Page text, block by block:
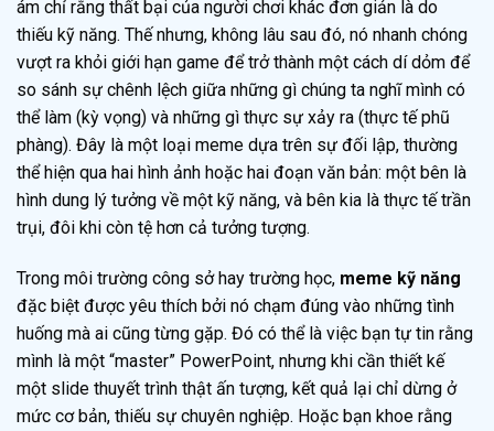
ám chỉ rằng thất bại của người chơi khác đơn giản là do
thiếu kỹ năng. Thế nhưng, không lâu sau đó, nó nhanh chóng
vượt ra khỏi giới hạn game để trở thành một cách dí dỏm để
so sánh sự chênh lệch giữa những gì chúng ta nghĩ mình có
thể làm (kỳ vọng) và những gì thực sự xảy ra (thực tế phũ
phàng). Đây là một loại meme dựa trên sự đối lập, thường
thể hiện qua hai hình ảnh hoặc hai đoạn văn bản: một bên là
hình dung lý tưởng về một kỹ năng, và bên kia là thực tế trần
trụi, đôi khi còn tệ hơn cả tưởng tượng.
Trong môi trường công sở hay trường học, meme kỹ năng
đặc biệt được yêu thích bởi nó chạm đúng vào những tình
huống mà ai cũng từng gặp. Đó có thể là việc bạn tự tin rằng
mình là một “master” PowerPoint, nhưng khi cần thiết kế
một slide thuyết trình thật ấn tượng, kết quả lại chỉ dừng ở
mức cơ bản, thiếu sự chuyên nghiệp. Hoặc bạn khoe rằng